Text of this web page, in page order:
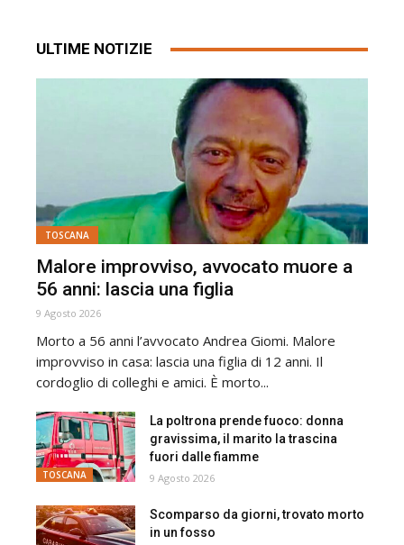
ULTIME NOTIZIE
TOSCANA
Malore improvviso, avvocato muore a
56 anni: lascia una figlia
9 Agosto 2026
Morto a 56 anni l’avvocato Andrea Giomi. Malore
improvviso in casa: lascia una figlia di 12 anni. Il
cordoglio di colleghi e amici. È morto...
TOSCANA
La poltrona prende fuoco: donna
gravissima, il marito la trascina
fuori dalle fiamme
9 Agosto 2026
Scomparso da giorni, trovato morto
in un fosso